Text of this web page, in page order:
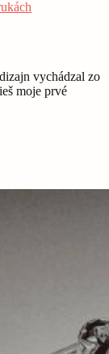
vychádzal zo
moje prvé